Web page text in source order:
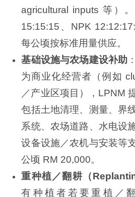
agricultural inputs 等）
15:15:15、NPK
每公顷按标准用量供应。
基础设施与农场建设补助
为商业化经营者（例如
／产业区项目），LPNM
包括土地清理、测量、界
系统、农场道路、水电设
设备设施／农机与安装等
公顷 RM 20,000。
重种植／翻耕（
有种植者若要重植／